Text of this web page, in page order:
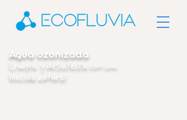
Agua ozonizada
Limpia y desinfecta con un
biocida natural